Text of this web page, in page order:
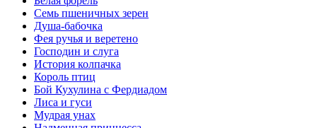
Семь пшеничных зерен
Душа-бабочка
Фея ручья и веретено
Господин и слуга
История колпачка
Король птиц
Бой Кухулина с Фердиадом
Лиса и гуси
Мудрая унах